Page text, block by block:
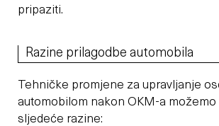
pripaziti.
Razine prilagodbe automobila
Tehničke promjene za upravljanje
automobilom nakon OKM-a
sljedeće razine: